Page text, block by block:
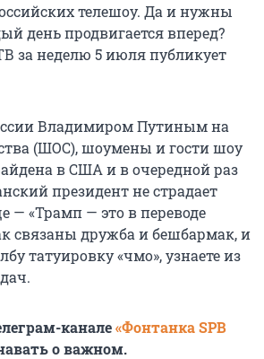
телешоу. Да и нужны
день продвигается вперед?
за неделю 5 июля публикует
Владимиром Путиным на
(ШОС), шоумены и гости шоу
в США и в очередной раз
президент не страдает
— «Трамп — это в переводе
связаны дружба и бешбармак, и
татуировку «чмо», узнаете из
канале«Фонтанка SPB
о важном.